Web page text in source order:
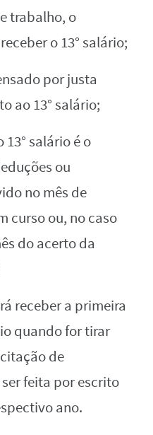
trabalho, o
o 13° salário;
por justa
ao 13° salário;
salário é o
ou
no mês de
curso ou, no caso
do acerto da
receber a primeira
quando for tirar
de
feita por escrito
ano.